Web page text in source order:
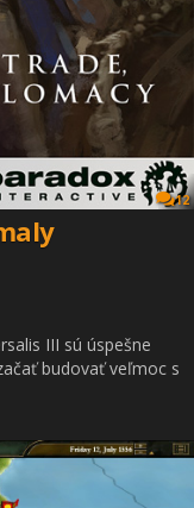
12
III sú úspešne
budovať veľmoc s